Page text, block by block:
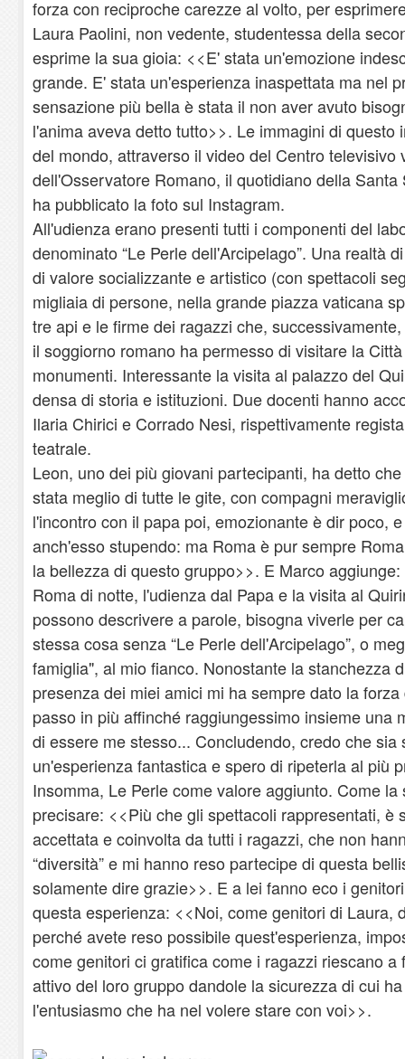
forza con reciproche carezze al volto, per
Laura Paolini, non vedente, studentessa della
esprime la sua gioia: <<E' stata un'emozione
grande. E' stata un'esperienza inaspettata ma nel
sensazione più bella è stata il non aver avuto
l'anima aveva detto tutto>>. Le immagini di questo
del mondo, attraverso il video del Centro televisivo
dell'Osservatore Romano, il quotidiano della
ha pubblicato la foto sul Instagram.
All'udienza erano presenti tutti i componenti del
denominato “Le Perle dell'Arcipelago”. Una realtà
di valore socializzante e artistico (con spettacoli
migliaia di persone, nella grande piazza vaticana
tre api e le firme dei ragazzi che,
il soggiorno romano ha permesso di visitare la
monumenti. Interessante la visita al palazzo del
densa di storia e istituzioni. Due docenti hanno
Ilaria Chirici e Corrado Nesi, rispettivamente
teatrale.
Leon, uno dei più giovani partecipanti, ha detto
stata meglio di tutte le gite, con compagni
l'incontro con il papa poi, emozionante è dir poco,
anch'esso stupendo: ma Roma è pur sempre
la bellezza di questo gruppo>>. E Marco
Roma di notte, l'udienza dal Papa e la visita al
possono descrivere a parole, bisogna viverle per
stessa cosa senza “Le Perle dell'Arcipelago”, o
famiglia", al mio fianco. Nonostante la stanchezza
presenza dei miei amici mi ha sempre dato la
passo in più affinché raggiungessimo insieme una
di essere me stesso... Concludendo, credo che sia
un'esperienza fantastica e spero di ripeterla al più
Insomma, Le Perle come valore aggiunto. Come
precisare: <<Più che gli spettacoli rappresentati, è
accettata e coinvolta da tutti i ragazzi, che non
“diversità” e mi hanno reso partecipe di questa
solamente dire grazie>>. E a lei fanno eco i
questa esperienza: <<Noi, come genitori di Laura,
perché avete reso possibile quest'esperienza,
come genitori ci gratifica come i ragazzi riescano a
attivo del loro gruppo dandole la sicurezza di cui
l'entusiasmo che ha nel volere stare con voi>>.